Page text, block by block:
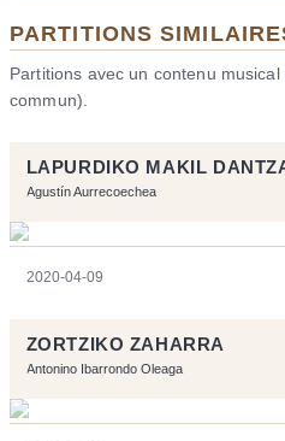
PARTITIONS
Partitions avec un contenu
commun).
LAPURDIKO MAKIL
Agustín Aurrecoechea
2020-04-09
ZORTZIKO ZAHARRA
Antonino Ibarrondo Oleaga